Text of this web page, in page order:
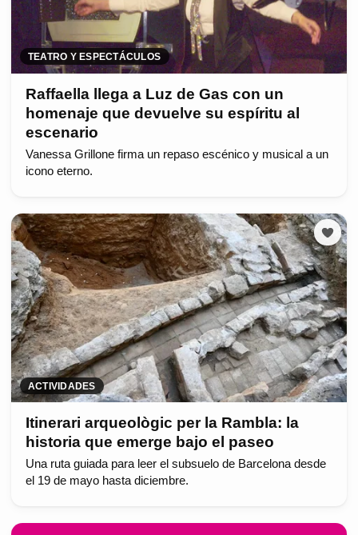
TEATRO Y ESPECTÁCULOS
Raffaella llega a Luz de Gas con un
homenaje que devuelve su espíritu al
escenario
Vanessa Grillone firma un repaso escénico y musical a un
icono eterno.
ACTIVIDADES
Itinerari arqueològic per la Rambla: la
historia que emerge bajo el paseo
Una ruta guiada para leer el subsuelo de Barcelona desde
el 19 de mayo hasta diciembre.